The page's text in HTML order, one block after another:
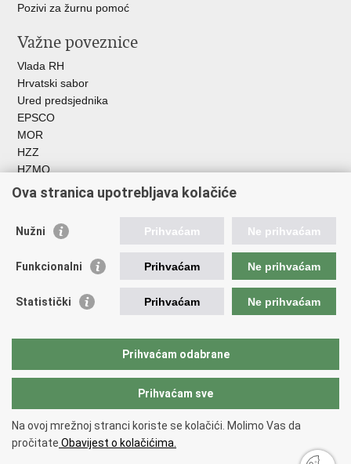
Pozivi za žurnu pomoć
Važne poveznice
Vlada RH
Hrvatski sabor
Ured predsjednika
EPSCO
MOR
HZZ
HZMO
REGOS
Hrvatski zavod za socijalni rad
Akademija socijalne skrbi - ASOSK
Obiteljski centar
AORT
FEAD
HR PRES 2020
Copyright © 2026 Ministarstvo rada, mirovinskog sustava, obitelji i
socijalne politike Uvjeti korištenja
Izjava o pristupačnosti
Ova stranica upotrebljava kolačiće
Nužni Prihvaćam Ne prihvaćam
Funkcionalni Prihvaćam Ne prihvaćam
Statistički Prihvaćam Ne prihvaćam
Prihvaćam odabrane
Prihvaćam sve
Na ovoj mrežnoj stranci koriste se kolačići. Molimo Vas da
pročitate Obavijest o kolačićima.